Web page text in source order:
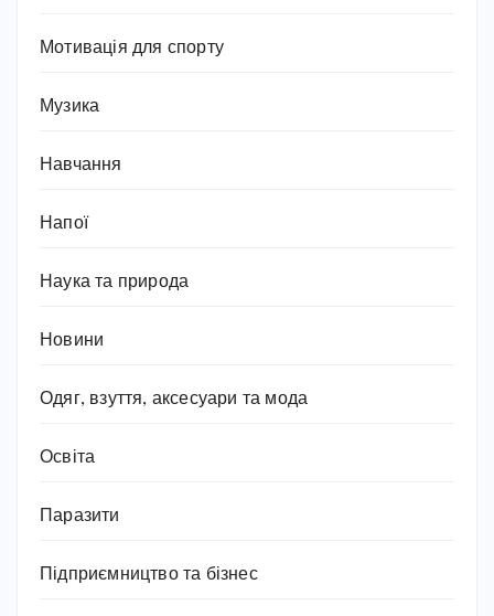
Мотивація для спорту
Музика
Навчання
Напої
Наука та природа
Новини
Одяг, взуття, аксесуари та мода
Освіта
Паразити
Підприємництво та бізнес